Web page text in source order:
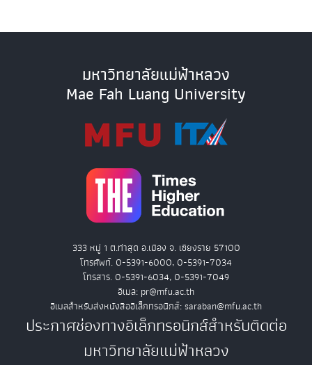
มหาวิทยาลัยแม่ฟ้าหลวง
Mae Fah Luang University
333 หมู่ 1 ต.ท่าสุด อ.เมือง จ. เชียงราย 57100
โทรศัพท์. 0-5391-6000, 0-5391-7034
โทรสาร. 0-5391-6034, 0-5391-7049
อีเมล: pr@mfu.ac.th
อีเมลสำหรับส่งหนังสืออิเล็กทรอนิกส์: saraban@mfu.ac.th
ประกาศช่องทางอิเล็กทรอนิกส์สำหรับติดต่อ
มหาวิทยาลัยแม่ฟ้าหลวง